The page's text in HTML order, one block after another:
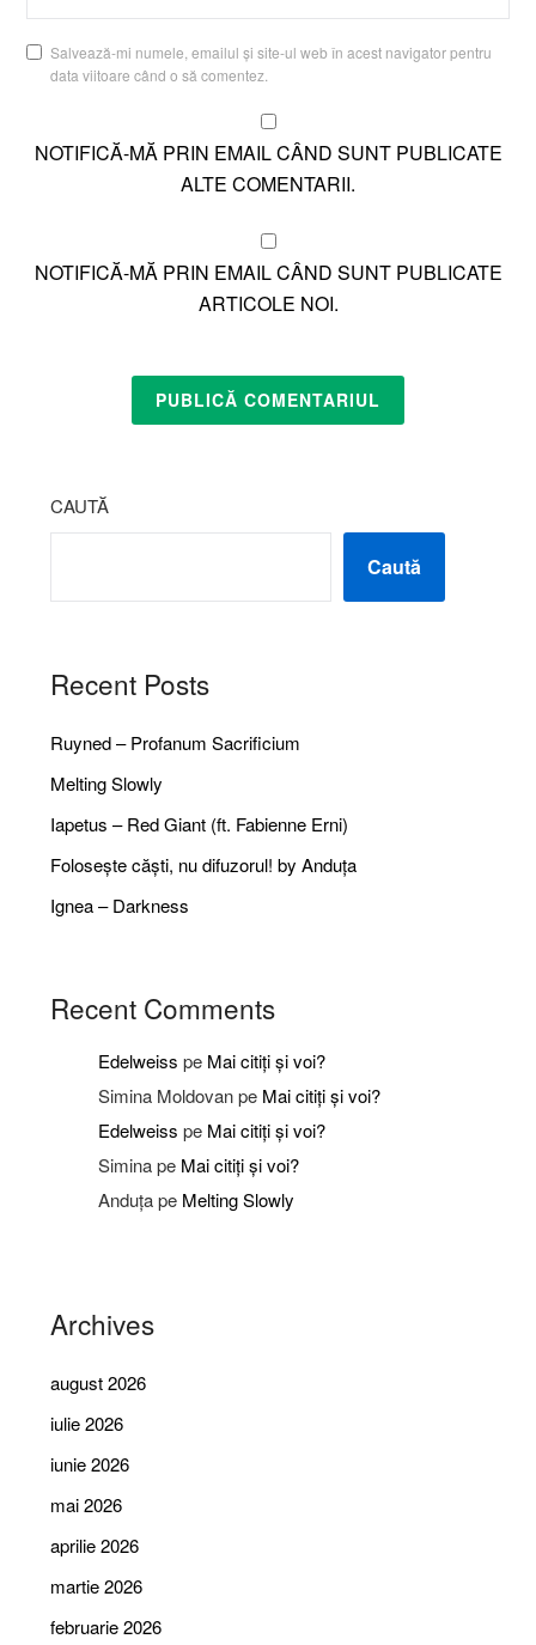
Salvează-mi numele, emailul și site-ul web în acest navigator pentru
data viitoare când o să comentez.
NOTIFICĂ-MĂ PRIN EMAIL CÂND SUNT PUBLICATE
ALTE COMENTARII.
NOTIFICĂ-MĂ PRIN EMAIL CÂND SUNT PUBLICATE
ARTICOLE NOI.
CAUTĂ
Caută
Recent Posts
Ruyned – Profanum Sacrificium
Melting Slowly
Iapetus – Red Giant (ft. Fabienne Erni)
Folosește căști, nu difuzorul! by Anduța
Ignea – Darkness
Recent Comments
Edelweiss pe Mai citiți și voi?
Simina Moldovanpe Mai citiți și voi?
Edelweiss pe Mai citiți și voi?
Siminape Mai citiți și voi?
Anduțape Melting Slowly
Archives
august 2026
iulie 2026
iunie 2026
mai 2026
aprilie 2026
martie 2026
februarie 2026